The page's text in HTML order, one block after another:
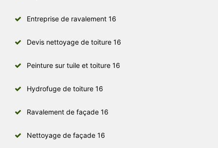
Entreprise de ravalement 16
Devis nettoyage de toiture 16
Peinture sur tuile et toiture 16
Hydrofuge de toiture 16
Ravalement de façade 16
Nettoyage de façade 16